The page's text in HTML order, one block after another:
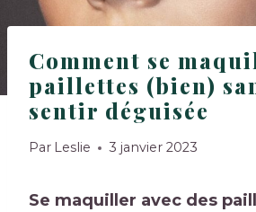
Comment se
paillettes (bien)
sentir déguisée
Par Leslie 3 janvier 2023
Se maquiller avec des